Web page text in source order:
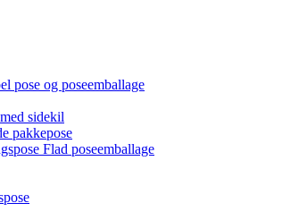
pose og poseemballage
sidekil
pakkepose
Flad poseemballage